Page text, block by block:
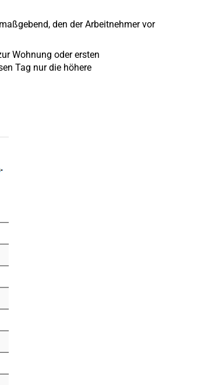
den der Arbeitnehmer vor
Wohnung oder ersten
Tag nur die höhere